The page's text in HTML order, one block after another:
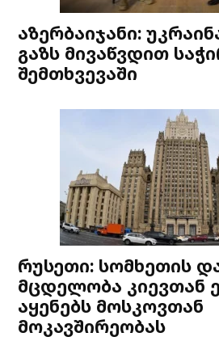
აზერბაიჯანი:
გაზს მივაწვდით
შემთხვევაში
რუსეთი: სომხეთის
მცდელობა კიევთან
აყენებს მოსკოვთან
მოკავშირეობას